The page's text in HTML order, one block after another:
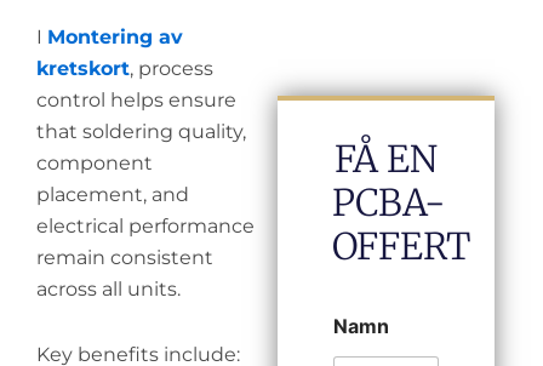
I Montering av
kretskort, process
control helps ensure
that soldering quality,
component
placement, and
electrical performance
remain consistent
across all units.
Key benefits include:
FÅ EN
PCBA-
OFFERT
Namn